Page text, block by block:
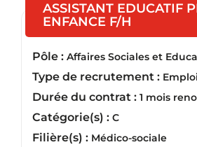
ASSISTANT EDUCATIF
ENFANCE F/H
Pôle : Affaires Sociales et
Type de recrutement :
Durée du contrat : 1 mois
Catégorie(s) : C
Filière(s) : Médico-sociale